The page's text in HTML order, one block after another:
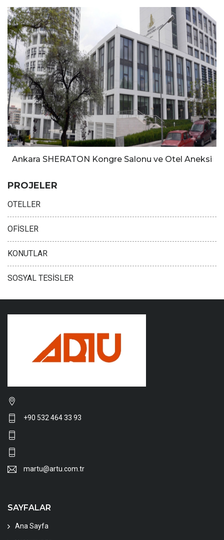
Ankara SHERATON Kongre Salonu ve Otel Aneksi
PROJELER
OTELLER
OFİSLER
KONUTLAR
SOSYAL TESİSLER
+90 532 464 33 93
martu@artu.com.tr
SAYFALAR
Ana Sayfa